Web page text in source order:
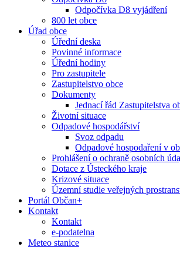
Odpočívka D8 vyjádření
800 let obce
Úřad obce
Úřední deska
Povinné informace
Úřední hodiny
Pro zastupitele
Zastupitelstvo obce
Dokumenty
Jednací řád Zastupitelstva
Životní situace
Odpadové hospodářství
Svoz odpadu
Odpadové hospodaření v
Prohlášení o ochraně osobních
Dotace z Ústeckého kraje
Krizové situace
Územní studie veřejných
Portál Občan+
Kontakt
Kontakt
e-podatelna
Meteo stanice